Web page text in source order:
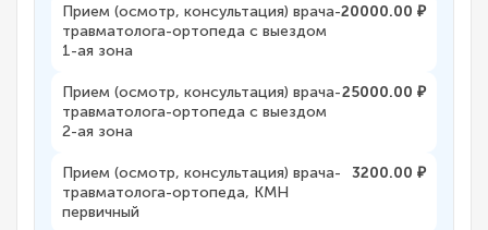
Прием (осмотр, консультация) врача-
травматолога-ортопеда с выездом
1-ая зона
20000.00 ₽
Прием (осмотр, консультация) врача-
травматолога-ортопеда с выездом
2-ая зона
25000.00 ₽
Прием (осмотр, консультация) врача-
травматолога-ортопеда, КМН
первичный
3200.00 ₽